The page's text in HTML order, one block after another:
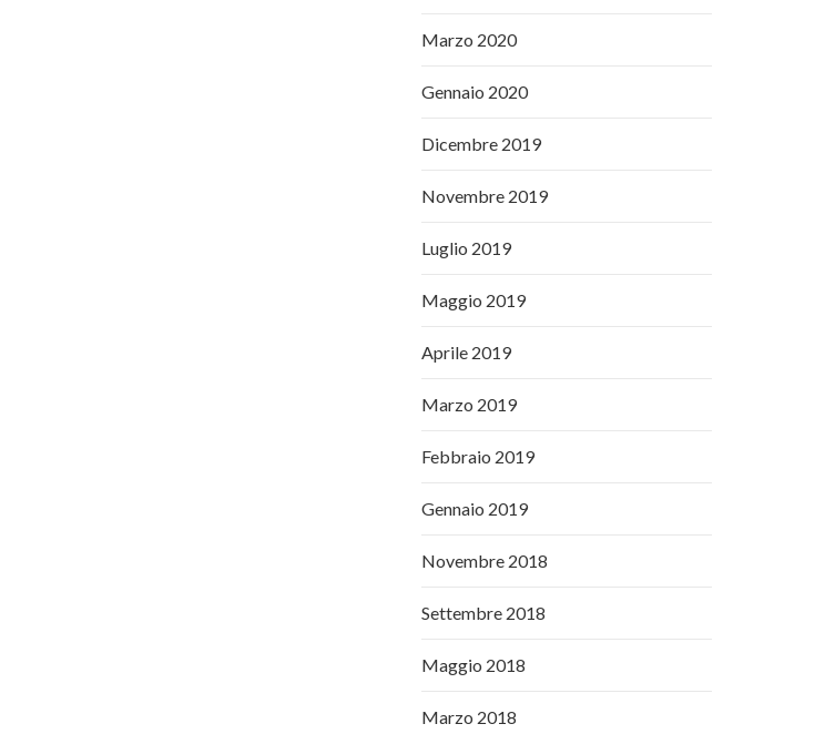
Marzo 2020
Gennaio 2020
Dicembre 2019
Novembre 2019
Luglio 2019
Maggio 2019
Aprile 2019
Marzo 2019
Febbraio 2019
Gennaio 2019
Novembre 2018
Settembre 2018
Maggio 2018
Marzo 2018